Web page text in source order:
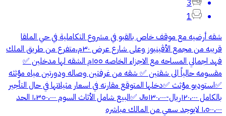
3
1
شقه أرضيه مع موقف خاص بالقبو في مشروع التكاملية في حي الملقا
قريبه من مجمع الأڤينيوز وعلى شارع عرض ٣٠م،متفرع من طريق الملك
فهد اجمالي المساحه مع الاجزاء الخاصه ١٥٥م الشقه لها مدخلين ✅
مقسومه حالياً الى شقتين ✅ شقه من غرفتين وصاله ودورتين مياه مؤثثه
✅استوديو مؤثث ✅دخلها المتوقع مقارنه في اسعار مثيلاتها في حال التأجير
بالكامل ١٢٠،٠٠٠ريال-١٣٠،٠٠٠﷼ ✅البيع شامل الأثاث السوم ١،٣٥٠،٠٠٠ الحد
١،٥٠٠،٠٠٠ لايوجد سعي من المالك مباشره